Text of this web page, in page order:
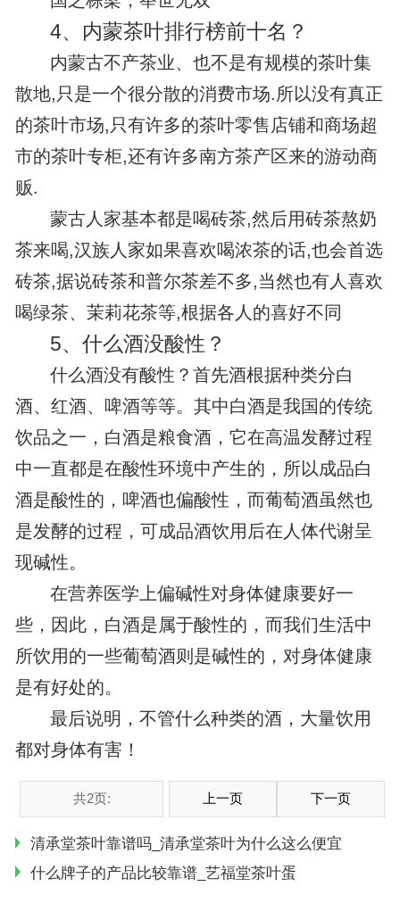
4、 内蒙茶叶排行榜前十名？
内蒙古不产茶业、也不是有规模的茶叶集
散地,只是一个很分散的消费市场.所以没有真正
的茶叶市场,只有许多的茶叶零售店铺和商场超
市的茶叶专柜,还有许多南方茶产区来的游动商
贩.
蒙古人家基本都是喝砖茶,然后用砖茶熬奶
茶来喝,汉族人家如果喜欢喝浓茶的话,也会首选
砖茶,据说砖茶和普尔茶差不多,当然也有人喜欢
喝绿茶、茉莉花茶等,根据各人的喜好不同
5、什么酒没酸性？
什么酒没有酸性？首先酒根据种类分白
酒、红酒、啤酒等等。其中白酒是我国的传统
饮品之一，白酒是粮食酒，它在高温发酵过程
中一直都是在酸性环境中产生的，所以成品白
酒是酸性的，啤酒也偏酸性，而葡萄酒虽然也
是发酵的过程，可成品酒饮用后在人体代谢呈
现碱性。
在营养医学上偏碱性对身体健康要好一
些，因此，白酒是属于酸性的，而我们生活中
所饮用的一些葡萄酒则是碱性的，对身体健康
是有好处的。
最后说明，不管什么种类的酒，大量饮用
都对身体有害！
共2页: 上一页 下一页
清承堂茶叶靠谱吗_清承堂茶叶为什么这么便宜
什么牌子的产品比较靠谱_艺福堂茶叶蛋